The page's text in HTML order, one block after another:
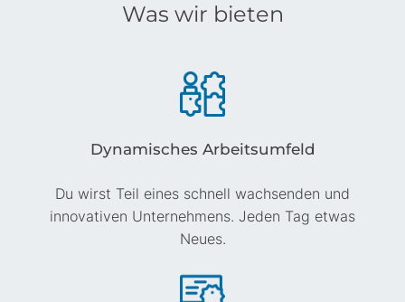
Was wir bieten
Dynamisches Arbeitsumfeld
Du wirst Teil eines schnell wachsenden und
innovativen Unternehmens. Jeden Tag etwas
Neues.